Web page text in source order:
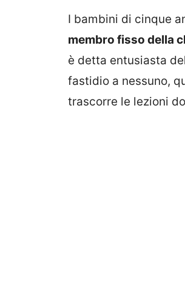
I bambini di cinque
membro fisso della
è detta entusiasta
fastidio a nessuno,
trascorre le lezioni